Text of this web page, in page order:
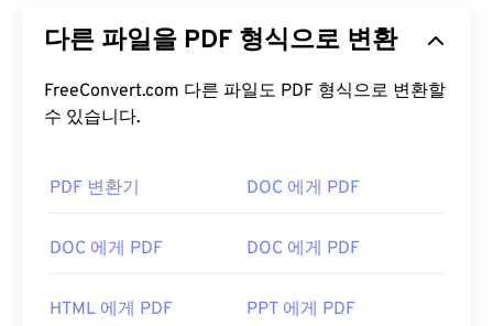
로, 오늘날 가장 널리 사용되는 파일 형식 중 하나입
그대로 유지할 수 있기 때문입니다. PDF 파일은 어떤
기기나 운영 체제에서든 항상 동일하게 표시됩니다.
PDF 파일을 어떻게 여나요?
Adobe Acrobat Reader를
사용합니다. Adobe는
연 가장인기 있는 무료 PDF 리더입니다. 사용하기
다른 파일을 PDF 형식으로 변환
FreeConvert.com 다른 파일도 PDF 형식으로 변환할
수 있습니다.
PDF 변환기 DOC 에게 PDF
DOC 에게 PDF DOC 에게 PDF
HTML 에게 PDF PPT 에게 PDF